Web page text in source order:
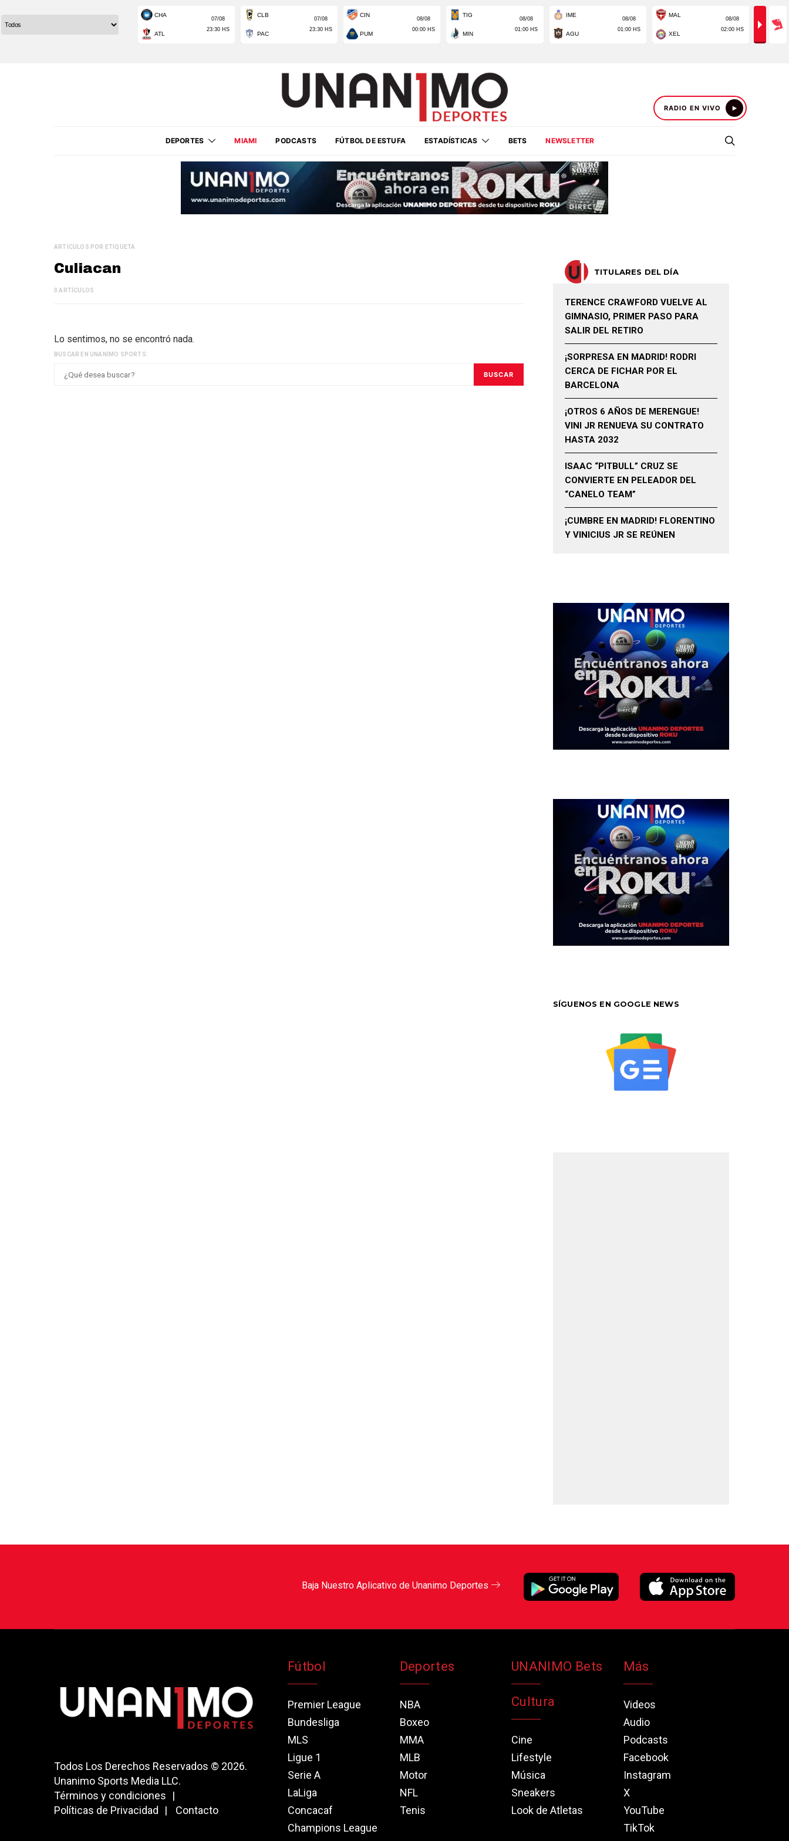
RADIO EN VIVO
DEPORTES MIAMI PODCASTS FÚTBOL DE ESTUFA ESTADÍSTICAS BETS NEWSLETTER
ARTÍCULOS POR ETIQUETA
Culiacan
0 ARTÍCULOS
Lo sentimos, no se encontró nada.
BUSCAR EN UNANIMO SPORTS:
BUSCAR
TITULARES DEL DÍA
TERENCE CRAWFORD VUELVE AL
GIMNASIO, PRIMER PASO PARA
SALIR DEL RETIRO
¡SORPRESA EN MADRID! RODRI
CERCA DE FICHAR POR EL
BARCELONA
¡OTROS 6 AÑOS DE MERENGUE!
VINI JR RENUEVA SU CONTRATO
HASTA 2032
ISAAC “PITBULL” CRUZ SE
CONVIERTE EN PELEADOR DEL
“CANELO TEAM”
¡CUMBRE EN MADRID! FLORENTINO
Y VINICIUS JR SE REÚNEN
SÍGUENOS EN GOOGLE NEWS
Baja Nuestro Aplicativo de Unanimo Deportes
Todos Los Derechos Reservados © 2026.
Unanimo Sports Media LLC.
Términos y condiciones
Políticas de Privacidad
Contacto
Fútbol
Premier League
Bundesliga
MLS
Ligue 1
Serie A
LaLiga
Concacaf
Champions League
Deportes
NBA
Boxeo
MMA
MLB
Motor
NFL
Tenis
UNANIMO Bets
Cultura
Cine
Lifestyle
Música
Sneakers
Look de Atletas
Más
Videos
Audio
Podcasts
Facebook
Instagram
X
YouTube
TikTok